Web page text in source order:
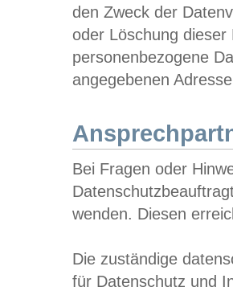
den Zweck der
oder Löschung
personenbezogene
angegebenen
Bei Fragen oder
wenden. Diesen
Die zuständige
für Datenschutz und